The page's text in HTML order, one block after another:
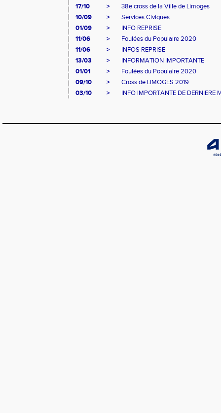
17/10
>
38e cross de la Ville de Limoges
10/09
>
Services Civiques
01/09
>
INFO REPRISE
11/06
>
Foulées du Populaire 2020
11/06
>
INFOS REPRISE
13/03
>
INFORMATION IMPORTANTE
01/01
>
Foulées du Populaire 2020
09/10
>
Cross de LIMOGES 2019
03/10
> INFO IMPORTANTE DE DERNIERE